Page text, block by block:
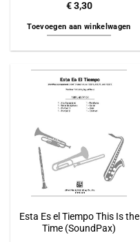
€3,30
Toevoegen aan winkelwagen
Esta Es el Tiempo This Is the
Time (SoundPax)